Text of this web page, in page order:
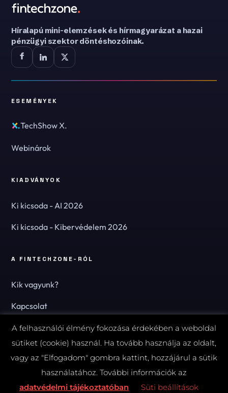
Híralapú mini-elemzések és hírmagyarázat a hazai
pénzügyi szektor döntéshozóinak.
ESEMÉNYEK
TechShow X.
Webinárok
KIADVÁNYOK
Ki kicsoda - AI 2026
Ki kicsoda - Kibervédelem 2026
A FINTECHZONE-RÓL
Kik vagyunk?
Kapcsolat
Hírlevél
© 2026 FinTechZone.hu - A FinTech Group Kft.
A felhasználói élmény fokozása érdekében a weboldal
sütiket (cookie) használ. Ha tovább használja az oldalt,
vagy az "Elfogadom" gombra kattint, hozzájárul a sütik
használatához. További információk az
adatvédelmi tájékoztatóban
Süti beállítások